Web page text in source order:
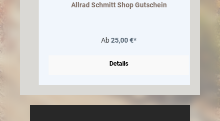
Allrad Schmitt Shop Gutschein
Ab25,00 €*
Details